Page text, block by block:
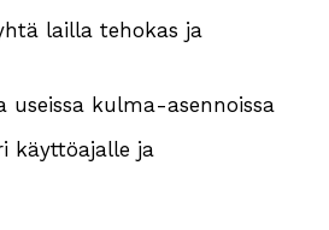
lailla tehokas ja
kulma-asennoissa
käyttöajalle ja